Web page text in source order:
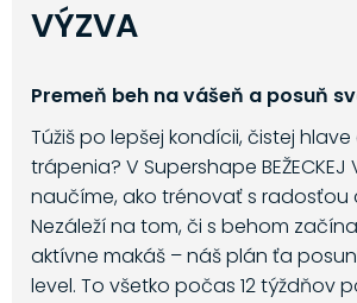
VÝZVA
Premeň beh na vášeň a posuň
Túžiš po lepšej kondícii, čistej
trápenia? V Supershape BEŽECKEJ
naučíme, ako trénovať s radosťou
Nezáleží na tom, či s behom
aktívne makáš – náš plán ťa
level. To všetko počas 12 týždňov